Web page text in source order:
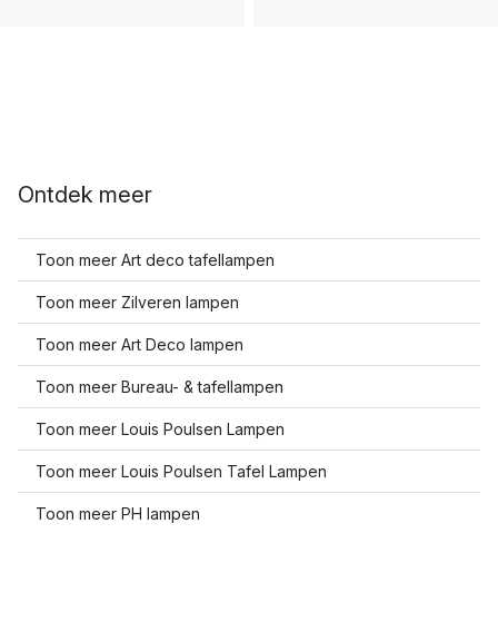
Ontdek meer
Toon meer Art deco tafellampen
Toon meer Zilveren lampen
Toon meer Art Deco lampen
Toon meer Bureau- & tafellampen
Toon meer Louis Poulsen Lampen
Toon meer Louis Poulsen Tafel Lampen
Toon meer PH lampen